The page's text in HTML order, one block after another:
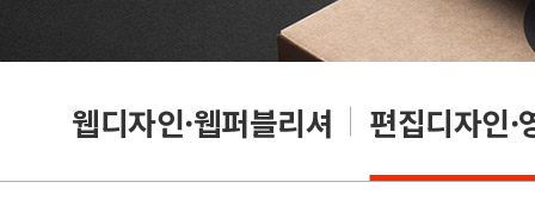
웹디자인·웹퍼블리셔 편집디자인·